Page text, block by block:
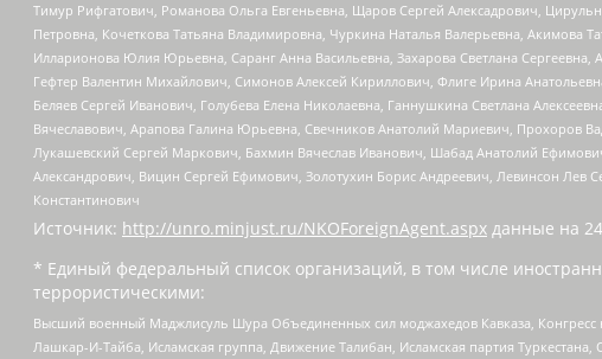
Тимур Рифгатович, Романова Ольга Евгеньевна, Щаров Сергей Алексадрович,
Петровна, Кочеткова Татьяна Владимировна, Чуркина Наталья Валерьевна, Акимова
Илларионова Юлия Юрьевна, Саранг Анна Васильевна, Захарова Светлана
Гефтер Валентин Михайлович, Симонов Алексей Кириллович, Флиге Ирина
Беляев Сергей Иванович, Голубева Елена Николаевна, Ганнушкина Светлана
Вячеславович, Арапова Галина Юрьевна, Свечников Анатолий Мариевич, Прохоров
Лукашевский Сергей Маркович, Бахмин Вячеслав Иванович, Шабад Анатолий
Александрович, Вицин Сергей Ефимович, Золотухин Борис Андреевич, Левинсон
Константинович
Источник: http://unro.minjust.ru/NKOForeignAgent.aspx данные на
* Единый федеральный список организаций, в том числе
террористическими:
Высший военный Маджлисуль Шура Объединенных сил моджахедов Кавказа, Конгресс
Лашкар-И-Тайба, Исламская группа, Движение Талибан, Исламская партия